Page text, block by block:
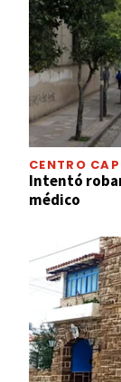
CENTRO
Intentó
médico